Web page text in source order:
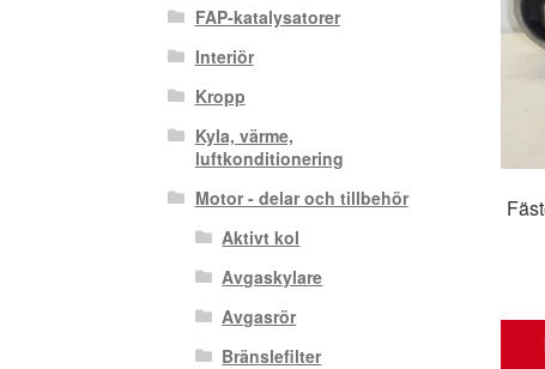
FAP-katalysatorer
Interiör
Kropp
Kyla, värme,
luftkonditionering
Motor - delar och tillbehör
Aktivt kol
Avgaskylare
Avgasrör
Bränslefilter